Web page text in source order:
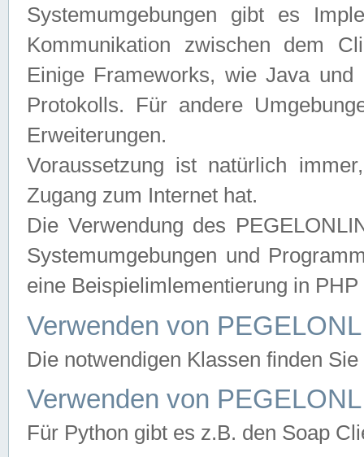
Systemumgebungen gibt es
Kommunikation zwischen dem
Einige Frameworks, wie Java
Protokolls. Für andere
Erweiterungen.
Voraussetzung ist natürlich
Zugang zum Internet hat.
Die Verwendung des
Systemumgebungen und
eine Beispielimlementierung in
Verwenden von
Die notwendigen Klassen finden
Verwenden von
Für Python gibt es z.B. den Soap